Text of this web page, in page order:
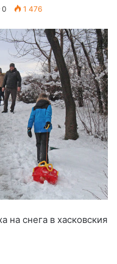
0 1 476
на снега в хасковския